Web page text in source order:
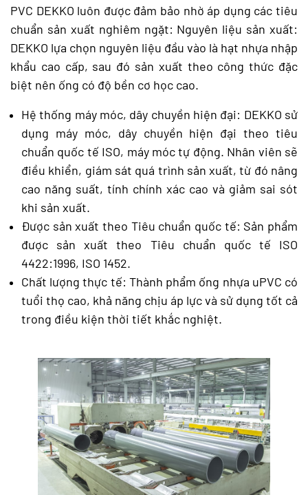
PVC DEKKO luôn được đảm bảo nhờ áp dụng các tiêu
chuẩn sản xuất nghiêm ngặt: Nguyên liệu sản xuất:
DEKKO lựa chọn nguyên liệu đầu vào là hạt nhựa nhập
khẩu cao cấp, sau đó sản xuất theo công thức đặc
biệt nên ống có độ bền cơ học cao.
Hệ thống máy móc, dây chuyền hiện đại: DEKKO sử
dụng máy móc, dây chuyền hiện đại theo tiêu
chuẩn quốc tế ISO, máy móc tự động. Nhân viên sẽ
điều khiển, giám sát quá trình sản xuất, từ đó nâng
cao năng suất, tính chính xác cao và giảm sai sót
khi sản xuất.
Được sản xuất theo Tiêu chuẩn quốc tế: Sản phẩm
được sản xuất theo Tiêu chuẩn quốc tế ISO
4422:1996, ISO 1452.
Chất lượng thực tế: Thành phẩm ống nhựa uPVC có
tuổi thọ cao, khả năng chịu áp lực và sử dụng tốt cả
trong điều kiện thời tiết khắc nghiệt.